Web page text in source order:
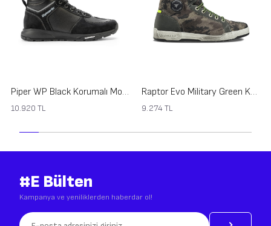
Piper WP Black Korumalı Motosiklet Ayakkabısı
10.920 TL
Raptor Evo Military Green Korumalı Motosiklet Ayakkabısı
9.274TL
#E Bülten
Kampanya ve yeniliklerden haberdar ol!